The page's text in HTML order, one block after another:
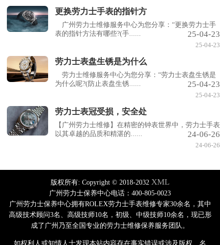
更换劳力士手表的指针方
广州劳力士维修服务中心为您分享：“更换劳力士手
表的指针方法有哪些?(手......
25-04-23
25-04-23
劳力士表盘生锈是为什么
劳力士维修服务中心为您分享：“劳力士表盘生锈是
为什么呢?(防止表盘生锈......
25-04-23
25-04-23
劳力士表冠受损，安全处
【广州劳力士维修】在精密的钟表世界中，劳力士手表
以其卓越的品质和精湛的......
24-06-26
24-06-26
版权所有: Copyright © 2018-2032 XML
广州劳力士保养中心电话：400-805-0023
广州劳力士保养中心拥有ROLEX劳力士手表维修专家30余名，其中
高级技术顾问3名、高级技师10名，初级、中级技师10余名，现已形
成了广州乃至全国专业的劳力士维修保养服务团队。
如权利人或知情人士发现本站内容存在事实错误或涉及版权、名